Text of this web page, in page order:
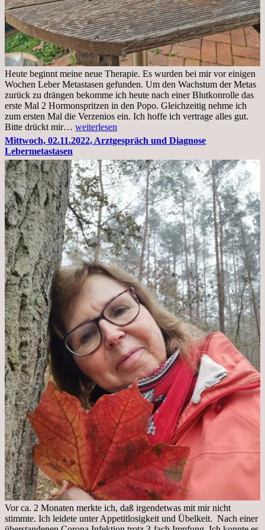
Heute beginnt meine neue Therapie. Es wurden bei mir vor einigen
Wochen Leber Metastasen gefunden. Um den Wachstum der Metas
zurück zu drängen bekomme ich heute nach einer Blutkonrolle das
erste Mal 2 Hormonspritzen in den Popo. Gleichzeitig nehme ich
zum ersten Mal die Verzenios ein. Ich hoffe ich vertrage alles gut.
Bitte drückt mir… Mittwoch,
09.11.2022
weiterlesen
Mittwoch, 02.11.2022, Arztgespräch und Diagnose
Lebermetastasen
Vor ca. 2 Monaten merkte ich, daß irgendetwas mit mir nicht
stimmte. Ich leidete unter Appetitlosigkeit und Übelkeit. Nach einer